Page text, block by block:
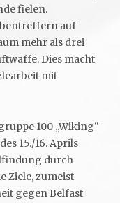
fielen.
auf
mehr als drei
Dies macht
mit
100 „Wiking“
15./16. Aprils
durch
Ziele, zumeist
gegen Belfast